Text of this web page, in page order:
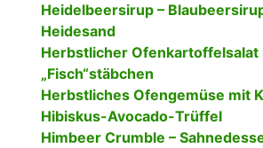
Heidelbeersirup –
Heidesand
Herbstlicher Ofenkartoffelsalat
„Fisch“stäbchen
Herbstliches Ofengemüse mit
Hibiskus-Avocado-Trüffel
Himbeer Crumble –